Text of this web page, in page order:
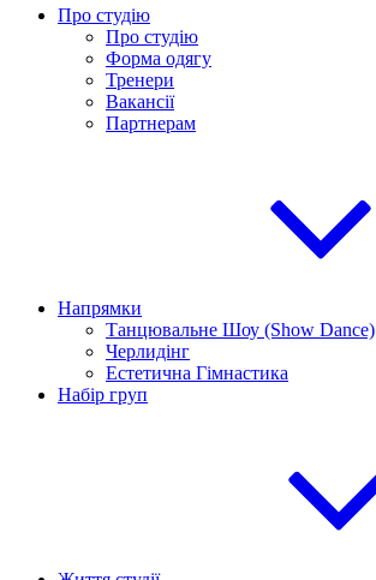
Про студію
Про студію
Форма одягу
Тренери
Вакансії
Партнерам
Напрямки
Танцювальне Шоу (Show Dance)
Черлидінг
Естетична Гімнастика
Набір груп